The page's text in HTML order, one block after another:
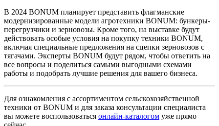
В 2024 BONUM планирует представить флагманские
модернизированные модели агротехники BONUM: бункеры-
перегрузчики и зерновозы. Кроме того, на выставке будут
действовать особые условия на покупку техники BONUM,
включая специальные предложения на сцепки зерновозов с
тягачами. Эксперты BONUM будут рядом, чтобы ответить на
все вопросы и поделиться самыми выгодными схемами
работы и подобрать лучшие решения для вашего бизнеса.
Для ознакомления с ассортиментом сельскохозяйственной
техники от BONUM и для заказа консультации специалиста
вы можете воспользоваться онлайн-каталогом уже прямо